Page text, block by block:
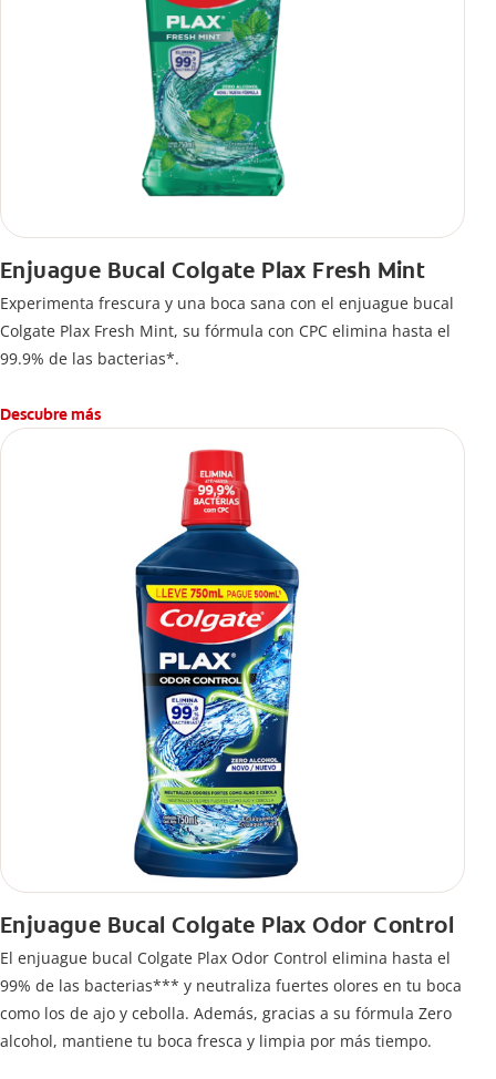
Enjuague Bucal Colgate Plax Fresh Mint
Experimenta frescura y una boca sana con el enjuague bucal
Colgate Plax Fresh Mint, su fórmula con CPC elimina hasta el
99.9% de las bacterias*.
Descubre más
Enjuague Bucal Colgate Plax Odor Control
El enjuague bucal Colgate Plax Odor Control elimina hasta el
99% de las bacterias*** y neutraliza fuertes olores en tu boca
como los de ajo y cebolla. Además, gracias a su fórmula Zero
alcohol, mantiene tu boca fresca y limpia por más tiempo.